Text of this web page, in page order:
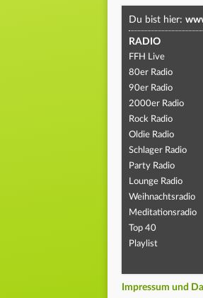
Du bist hier:
RADIO
FFH Live
80er Radio
90er Radio
2000er Radio
Rock Radio
Oldie Radio
Schlager Radio
Party Radio
Lounge Radio
Weihnachtsradio
Meditationsradio
Top 40
Playlist
Impressum und